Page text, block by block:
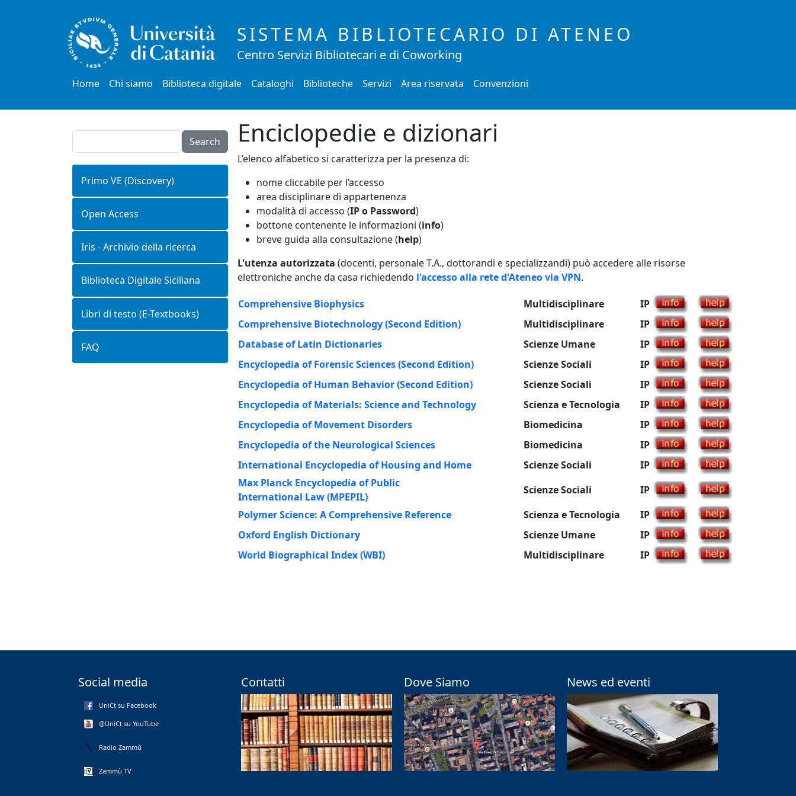
SISTEMA BIBLIOTECARIO DI ATENEO
Centro Servizi Bibliotecari e di Coworking
Main menu
Home Chi siamo Biblioteca digitale Cataloghi Biblioteche Servizi Area riservata Convenzioni
Primo VE (Discovery)
Open Access
Iris - Archivio della ricerca
Biblioteca Digitale Siciliana
Libri di testo (E-Textbooks)
FAQ
Enciclopedie e dizionari
L’elenco alfabetico si caratterizza per la presenza di:
nome cliccabile per l’accesso
area disciplinare di appartenenza
modalità di accesso (IP o Password)
bottone contenente le informazioni (info)
breve guida alla consultazione (help)
L'utenza autorizzata (docenti, personale T.A., dottorandi e specializzandi) può accedere alle risorse
elettroniche anche da casa richiedendo l'accesso alla rete d'Ateneo via VPN.
Comprehensive Biophysics Multidisciplinare
IP
Comprehensive Biotechnology (Second Edition)
Multidisciplinare
IP
Database of Latin Dictionaries
Scienze Umane
IP
Encyclopedia of Forensic Sciences (Second Edition)
Scienze Sociali
IP
Encyclopedia of Human Behavior (Second Edition)
Scienze Sociali
IP
Encyclopedia of Materials: Science and Technology
Scienza e Tecnologia
IP
Encyclopedia of Movement Disorders
Biomedicina
IP
Encyclopedia of the Neurological Sciences
Biomedicina
IP
International Encyclopedia of Housing and Home
Scienze Sociali
IP
Max Planck Encyclopedia of Public
International Law (MPEPIL)
Scienze Sociali
IP
Polymer Science: A Comprehensive Reference
Scienza e Tecnologia
IP
Oxford English Dictionary
Scienze Umane
IP
World Biographical Index (WBI)
Multidisciplinare IP
Social media
UniCt su Facebook
@UniCt su YouTube
Radio Zammù
Zammù TV
Contatti Dove Siamo News ed eventi